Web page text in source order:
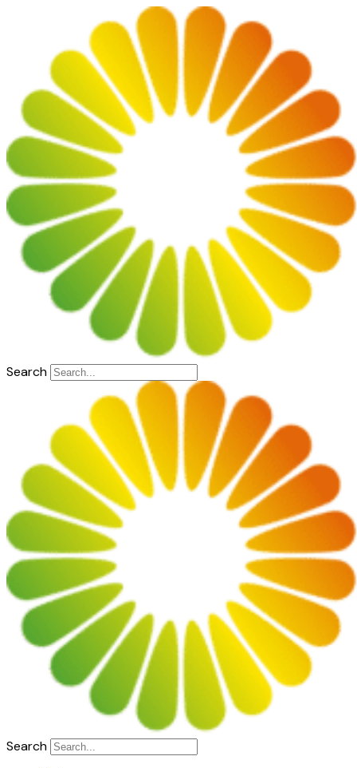
Search
Search